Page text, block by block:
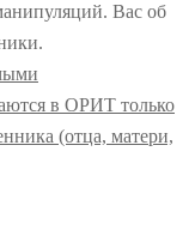
Вас об
в ОРИТ только
(отца, матери,